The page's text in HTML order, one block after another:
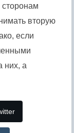
сторонам
вторую
если
них, а